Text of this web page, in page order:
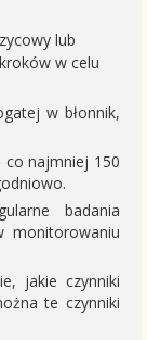
lub
w celu
w błonnik,
co najmniej 150
badania
jakie czynniki
te czynniki